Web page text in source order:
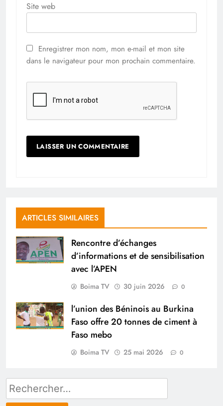
Site web
Enregistrer mon nom, mon e-mail et mon site
dans le navigateur pour mon prochain commentaire.
ARTICLES SIMILAIRES
Rencontre d’échanges
d’informations et de sensibilisation
avec l’APEN
Boima TV 30 juin 2026 0
l’union des Béninois au Burkina
Faso offre 20 tonnes de ciment à
Faso mebo
Boima TV 25 mai 2026 0
Rechercher :